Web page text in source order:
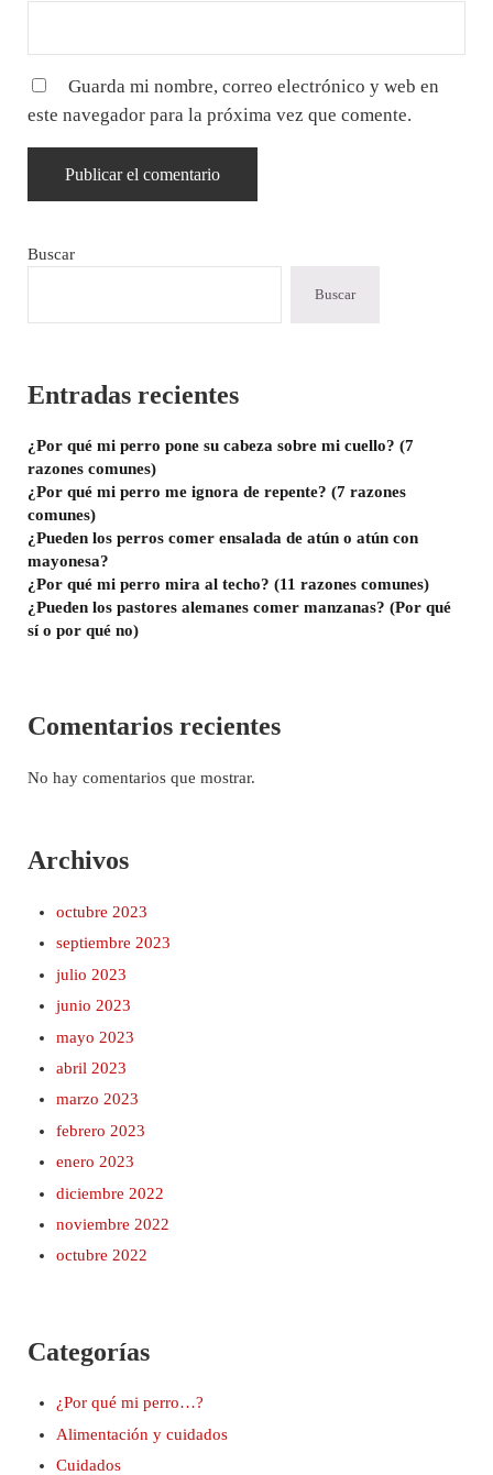
Guarda mi nombre, correo electrónico y web en
este navegador para la próxima vez que comente.
Sidebar
Buscar
Buscar
Entradas recientes
¿Por qué mi perro pone su cabeza sobre mi cuello? (7
razones comunes)
¿Por qué mi perro me ignora de repente? (7 razones
comunes)
¿Pueden los perros comer ensalada de atún o atún con
mayonesa?
¿Por qué mi perro mira al techo? (11 razones comunes)
¿Pueden los pastores alemanes comer manzanas? (Por qué
sí o por qué no)
Comentarios recientes
No hay comentarios que mostrar.
Archivos
octubre 2023
septiembre 2023
julio 2023
junio 2023
mayo 2023
abril 2023
marzo 2023
febrero 2023
enero 2023
diciembre 2022
noviembre 2022
octubre 2022
Categorías
¿Por qué mi perro…?
Alimentación y cuidados
Cuidados